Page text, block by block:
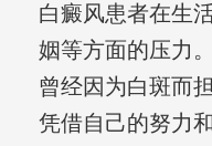
白癜风患者在生
姻等方面的压力
曾经因为白斑而
凭借自己的努力